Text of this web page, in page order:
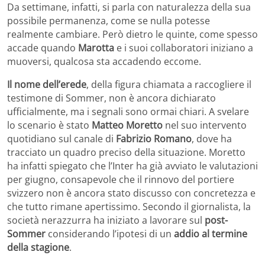
Da settimane, infatti, si parla con naturalezza della sua
possibile permanenza, come se nulla potesse
realmente cambiare. Però dietro le quinte, come spesso
accade quando Marotta e i suoi collaboratori iniziano a
muoversi, qualcosa sta accadendo eccome.
Il nome dell’erede, della figura chiamata a raccogliere il
testimone di Sommer, non è ancora dichiarato
ufficialmente, ma i segnali sono ormai chiari. A svelare
lo scenario è stato Matteo Moretto nel suo intervento
quotidiano sul canale di Fabrizio Romano, dove ha
tracciato un quadro preciso della situazione. Moretto
ha infatti spiegato che l’Inter ha già avviato le valutazioni
per giugno, consapevole che il rinnovo del portiere
svizzero non è ancora stato discusso con concretezza e
che tutto rimane apertissimo. Secondo il giornalista, la
società nerazzurra ha iniziato a lavorare sul post-
Sommer considerando l’ipotesi di un addio al termine
della stagione.